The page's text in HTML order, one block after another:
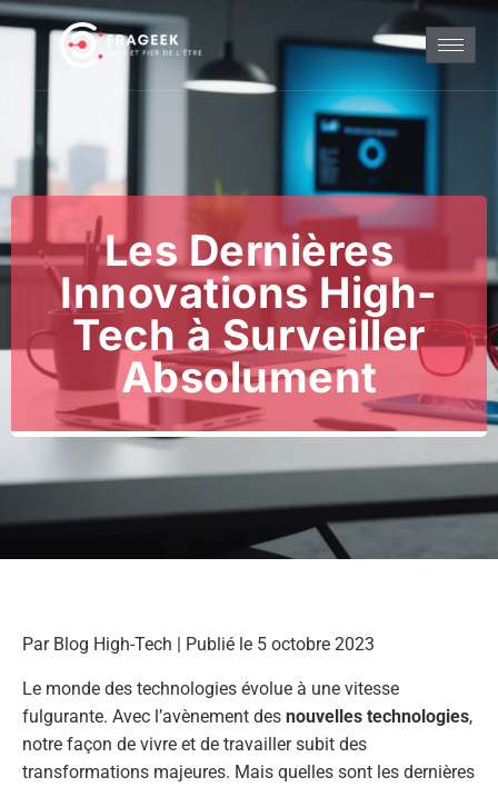
Les Dernières
Innovations High-
Tech à Surveiller
Absolument
Par Blog High-Tech | Publié le 5 octobre 2023
Le monde des technologies évolue à une vitesse
fulgurante. Avec l’avènement des nouvelles technologies,
notre façon de vivre et de travailler subit des
transformations majeures. Mais quelles sont les dernières